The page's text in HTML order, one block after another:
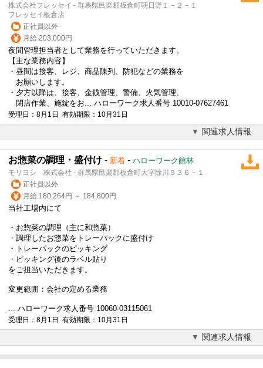
株式会社フレッセイ - 群馬県邑楽郡板倉町朝日野１－２－１
フレッセイ板倉店
正社員以外
月給 203,000円
夜間管理担当者として業務を行っていただきます。
【主な業務内容】
・昼間は接客、レジ、商品陳列、防犯などの業務を
お願いします。
・夕方以降は、接客、金銭管理、警備、火気管理、
閉店作業、施錠をお... ハローワーク求人番号 10010-07627461
受理日：8月1日 有効期限：10月31日
関連求人情報
お惣菜の調理・盛付け - 新着 - ハローワーク館林
モリヨシ 株式会社 - 群馬県邑楽郡板倉町大字除川９３６－１
正社員以外
月給 180,264円 ～ 184,800円
当社工場内にて
・お惣菜の調理（主に和惣菜）
・調理したお惣菜をトレーパックに盛付け
・トレーパックのピッキング
・ピッキング後のラベル貼り
をご担当いただきます。
変更範囲：会社の定める業務
... ハローワーク求人番号 10060-03115061
受理日：8月1日 有効期限：10月31日
関連求人情報